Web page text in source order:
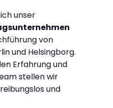
unser
von
und Helsingborg.
Erfahrung und
stellen wir
und